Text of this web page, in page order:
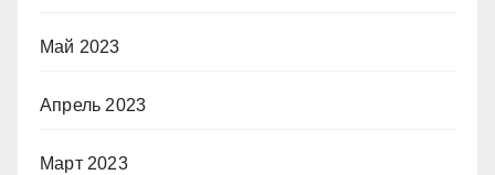
Май 2023
Апрель 2023
Март 2023